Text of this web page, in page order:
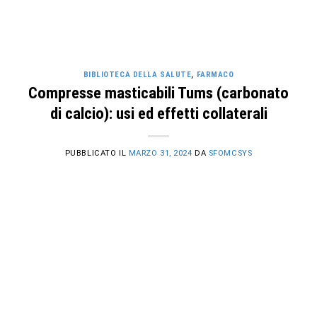
BIBLIOTECA DELLA SALUTE, FARMACO
Compresse masticabili Tums (carbonato
di calcio): usi ed effetti collaterali
PUBBLICATO IL MARZO 31, 2024 DA SFOMCSYS